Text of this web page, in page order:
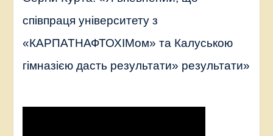
співпраця університету з
«КАРПАТНАФТОХІМом» та Калуською
гімназією дасть результати» результати»